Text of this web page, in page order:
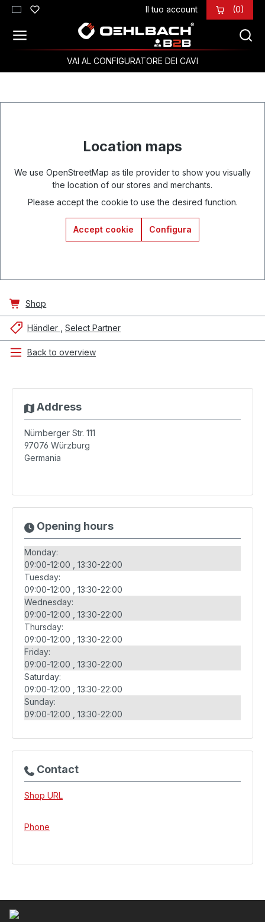
Passa al contenuto principale Il tuo account (0)
VAI AL CONFIGURATORE DEI CAVI
Location maps
We use OpenStreetMap as tile provider to show you visually
the location of our stores and merchants.
Please accept the cookie to use the desired function.
Accept cookie Configura
Shop
Händler Select Partner
Back to overview
Address
Nürnberger Str. 111
97076 Würzburg
Germania
Opening hours
Monday:
09:00-12:00
13:30-22:00
Tuesday:
09:00-12:00
13:30-22:00
Wednesday:
09:00-12:00
13:30-22:00
Thursday:
09:00-12:00
13:30-22:00
Friday:
09:00-12:00
13:30-22:00
Saturday:
09:00-12:00
13:30-22:00
Sunday:
09:00-12:00
13:30-22:00
Contact
Shop URL
Phone